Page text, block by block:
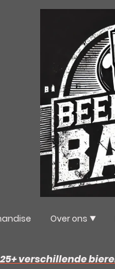
Over ons
verschillende